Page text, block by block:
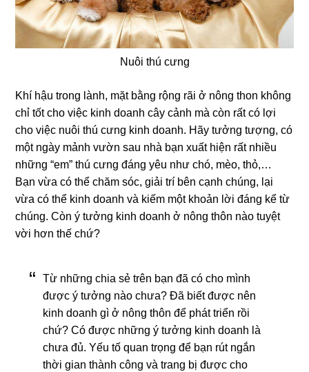
Nuôi thú cưng
Khí hậu trong lành, mặt bằng rộng rãi ở nông thon không
chỉ tốt cho việc kinh doanh cây cảnh mà còn rất có lợi
cho việc nuôi thú cưng kinh doanh. Hãy tưởng tượng, có
một ngày mảnh vườn sau nhà bạn xuất hiện rất nhiều
những “em” thú cưng đáng yêu như chó, mèo, thỏ,…
Bạn vừa có thể chăm sóc, giải trí bên cạnh chúng, lại
vừa có thể kinh doanh và kiếm một khoản lời đáng kể từ
chúng. Còn ý tưởng kinh doanh ở nông thôn nào tuyệt
vời hơn thế chứ?
Từ những chia sẻ trên bạn đã có cho mình
được ý tưởng nào chưa? Đã biết được nên
kinh doanh gì ở nông thôn để phát triển rồi
chứ? Có được những ý tưởng kinh doanh là
chưa đủ. Yếu tố quan trọng để bạn rút ngắn
thời gian thành công và trang bị được cho